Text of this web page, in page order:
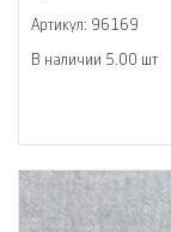
Артикул: 96169
В наличии 5.00 шт